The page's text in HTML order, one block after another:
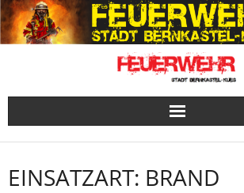
Skip
to
content
EINSATZART: BRAND